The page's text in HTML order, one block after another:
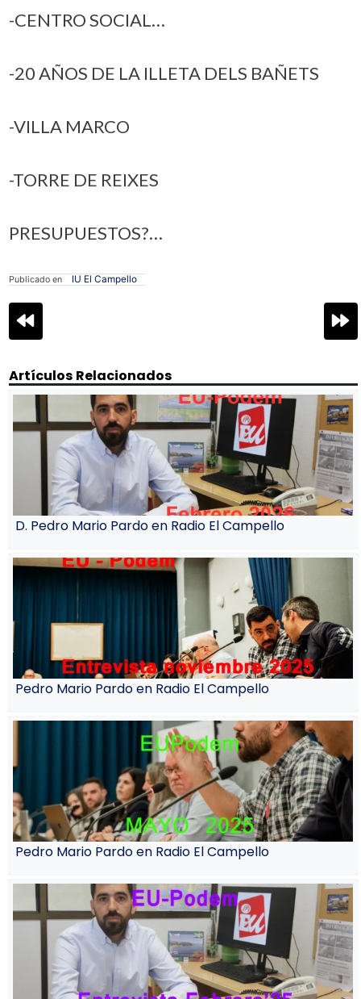
-CENTRO SOCIAL…
-20 AÑOS DE LA ILLETA DELS BAÑETS
-VILLA MARCO
-TORRE DE REIXES
PRESUPUESTOS?…
Publicado en IU El Campello
Navegación
de
entradas
Artículos Relacionados
D. Pedro Mario Pardo en Radio El Campello
Pedro Mario Pardo en Radio El Campello
Pedro Mario Pardo en Radio El Campello